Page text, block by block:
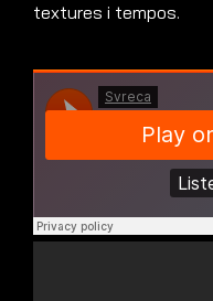
textures i tempos.